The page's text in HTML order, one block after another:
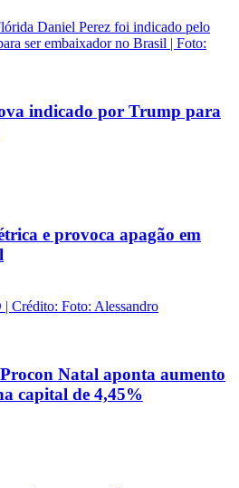
indicado por Trump para
e provoca apagão em
Natal aponta aumento
capital de 4,45%